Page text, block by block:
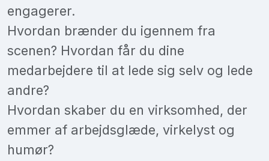
engagerer.
Hvordan brænder du igennem fra
scenen? Hvordan får du dine
medarbejdere til at lede sig selv og lede
andre?
Hvordan skaber du en virksomhed, der
emmer af arbejdsglæde, virkelyst og
humør?